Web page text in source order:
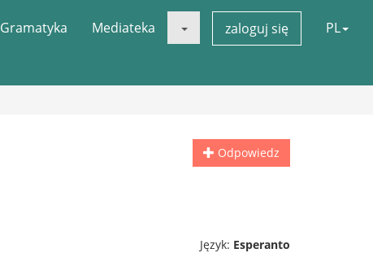
Gramatyka Mediateka zaloguj się PL
Odpowiedz
Język: Esperanto